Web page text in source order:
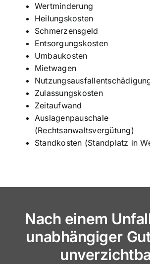
Wertminderung
Heilungskosten
Schmerzensgeld
Entsorgungskosten
Umbaukosten
Mietwagen
Zulassungskosten
Zeitaufwand
Auslagenpauschale
(Rechtsanwaltsvergütung)
Standkosten (Standplatz in
Nach einem
unabhängiger